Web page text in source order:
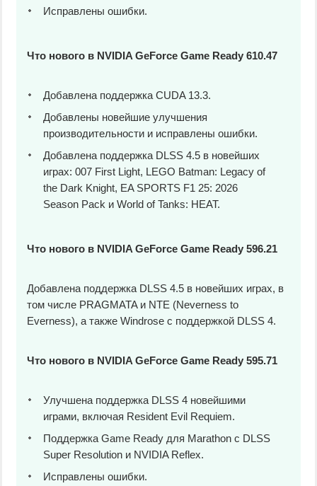
Исправлены ошибки.
Что нового в NVIDIA GeForce Game Ready 610.47
Добавлена поддержка CUDA 13.3.
Добавлены новейшие улучшения
производительности и исправлены ошибки.
Добавлена поддержка DLSS 4.5 в новейших
играх: 007 First Light, LEGO Batman: Legacy of
the Dark Knight, EA SPORTS F1 25: 2026
Season Pack и World of Tanks: HEAT.
Что нового в NVIDIA GeForce Game Ready 596.21
Добавлена поддержка DLSS 4.5 в новейших играх, в
том числе PRAGMATA и NTE (Neverness to
Everness), а также Windrose с поддержкой DLSS 4.
Что нового в NVIDIA GeForce Game Ready 595.71
Улучшена поддержка DLSS 4 новейшими
играми, включая Resident Evil Requiem.
Поддержка Game Ready для Marathon с DLSS
Super Resolution и NVIDIA Reflex.
Исправлены ошибки.